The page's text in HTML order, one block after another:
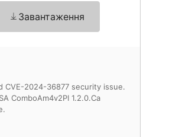
Завантаження
CVE-2024-36877 security issue.
ComboAm4v2PI 1.2.0.Ca